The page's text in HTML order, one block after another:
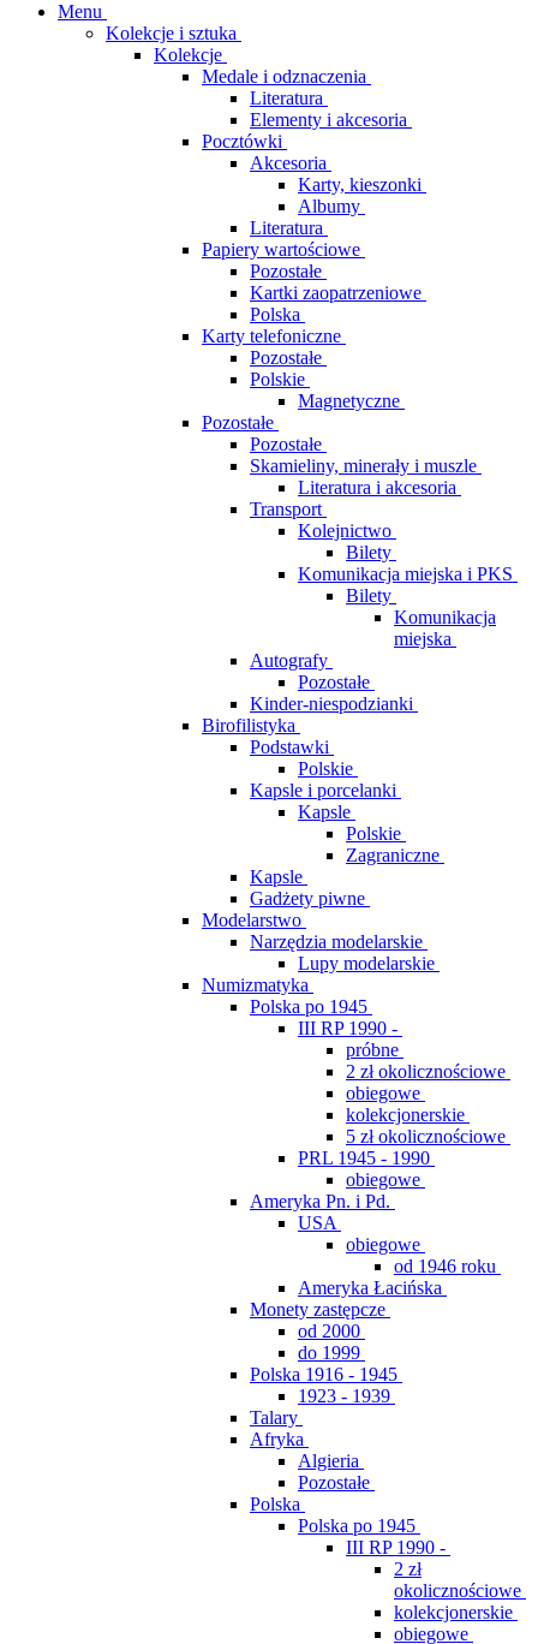
Menu
Kolekcje i sztuka
Kolekcje
Medale i odznaczenia
Literatura
Elementy i akcesoria
Pocztówki
Akcesoria
Karty, kieszonki
Albumy
Literatura
Papiery wartościowe
Pozostałe
Kartki zaopatrzeniowe
Polska
Karty telefoniczne
Pozostałe
Polskie
Magnetyczne
Pozostałe
Pozostałe
Skamieliny, minerały i muszle
Literatura i akcesoria
Transport
Kolejnictwo
Bilety
Komunikacja miejska i PKS
Bilety
Komunikacja
miejska
Autografy
Pozostałe
Kinder-niespodzianki
Birofilistyka
Podstawki
Polskie
Kapsle i porcelanki
Kapsle
Polskie
Zagraniczne
Kapsle
Gadżety piwne
Modelarstwo
Narzędzia modelarskie
Lupy modelarskie
Numizmatyka
Polska po 1945
III RP 1990 -
próbne
2 zł okolicznościowe
obiegowe
kolekcjonerskie
5 zł okolicznościowe
PRL 1945 - 1990
obiegowe
Ameryka Pn. i Pd.
USA
obiegowe
od 1946 roku
Ameryka Łacińska
Monety zastępcze
od 2000
do 1999
Polska 1916 - 1945
1923 - 1939
Talary
Afryka
Algieria
Pozostałe
Polska
Polska po 1945
III RP 1990 -
2 zł
okolicznościowe
kolekcjonerskie
obiegowe